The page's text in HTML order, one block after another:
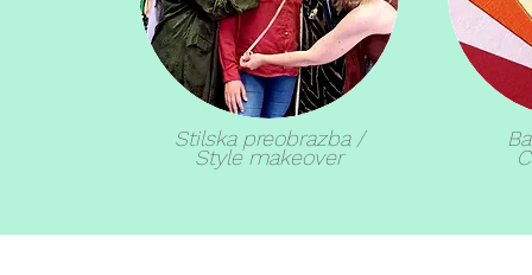
Stilska preobrazba /
Style makeover